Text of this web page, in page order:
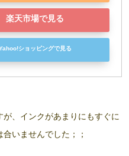
楽天市場で見る
ショッピングで見る
、インクがあまりにもすぐに
いませんでした；；